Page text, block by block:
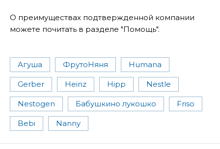
О преимуществах подтвержденной компании
можете почитать в разделе "Помощь".
Агуша ФрутоНяня Humana
Gerber Heinz Hipp Nestle
Nestogen Бабушкино лукошко Friso
Bebi Nanny